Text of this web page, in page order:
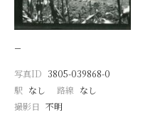
−
写真ID 3805-039868-0
駅 なし 路線 なし
撮影日 不明